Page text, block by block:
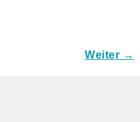
Weiter →